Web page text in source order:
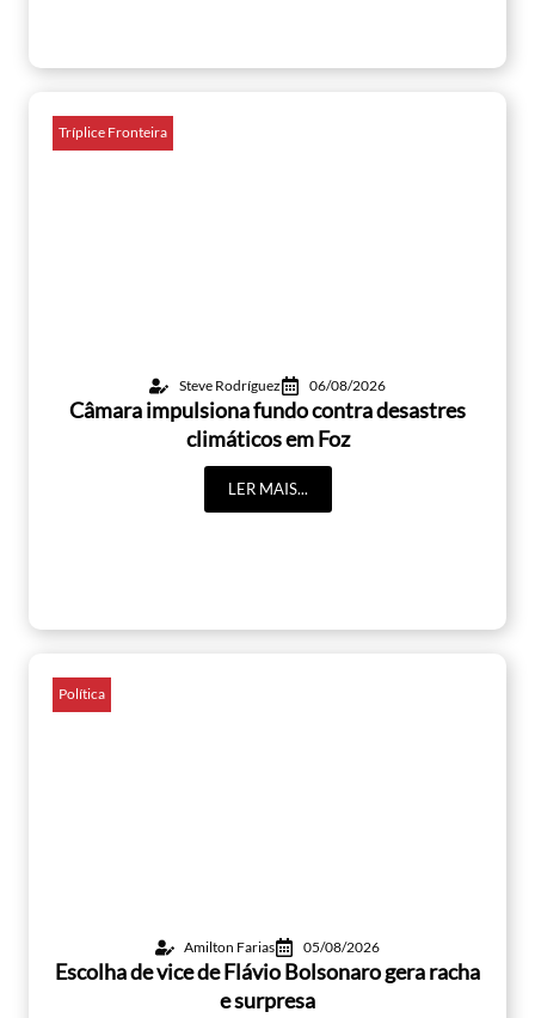
Tríplice Fronteira
Steve Rodríguez 06/08/2026
Câmara impulsiona fundo contra desastres
climáticos em Foz
LER MAIS...
Política
Amilton Farias 05/08/2026
Escolha de vice de Flávio Bolsonaro gera racha
e surpresa